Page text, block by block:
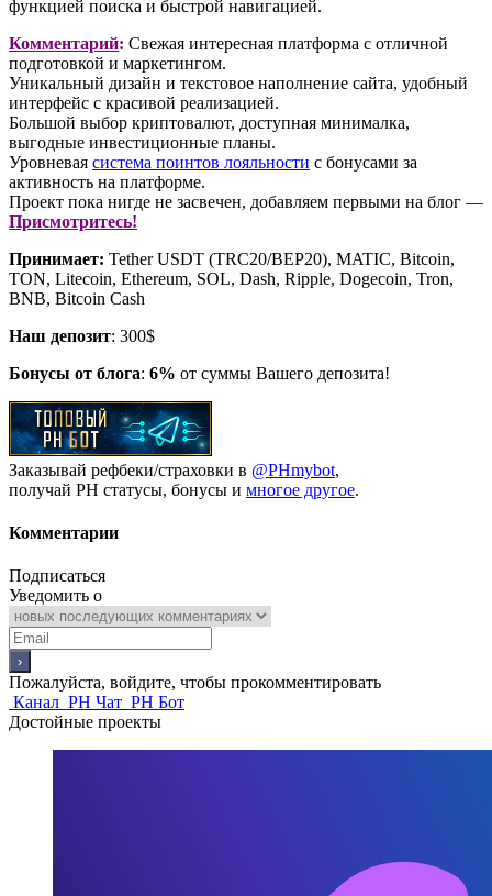
функцией поиска и быстрой навигацией.
Комментарий: Свежая интересная платформа с отличной
подготовкой и маркетингом.
Уникальный дизайн и текстовое наполнение сайта, удобный
интерфейс с красивой реализацией.
Большой выбор криптовалют, доступная минималка,
выгодные инвестиционные планы.
Уровневая система поинтов лояльности с бонусами за
активность на платформе.
Проект пока нигде не засвечен, добавляем первыми на блог —
Присмотритесь!
Принимает: Tether USDT (TRC20/BEP20), MATIC, Bitcoin,
TON, Litecoin, Ethereum, SOL, Dash, Ripple, Dogecoin, Tron,
BNB, Bitcoin Cash
Наш депозит: 300$
Бонусы от блога: 6% от суммы Вашего депозита!
Заказывай рефбеки/страховки в @PHmybot,
получай РН статусы, бонусы и многое другое.
Комментарии
Подписаться
Уведомить о
Пожалуйста, войдите, чтобы прокомментировать
Канал PH Чат PH Бот
Достойные проекты